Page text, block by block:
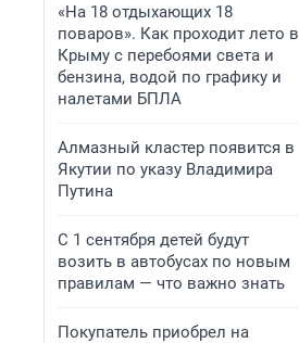
«На 18 отдыхающих 18
поваров». Как проходит лето в
Крыму с перебоями света и
бензина, водой по графику и
налетами БПЛА
Алмазный кластер появится в
Якутии по указу Владимира
Путина
С 1 сентября детей будут
возить в автобусах по новым
правилам — что важно знать
Покупатель приобрел на